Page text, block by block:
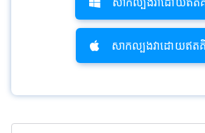
សាកល្បងវាដោយឥតគិ
សាកល្បងវាដោយឥតគិ